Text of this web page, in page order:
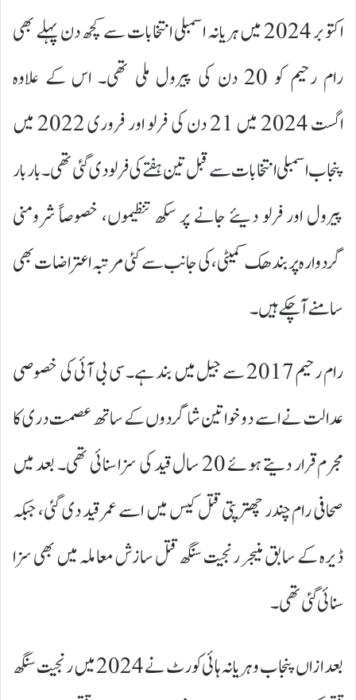
اکتوبر 2024 میں ہریانہ اسمبلی انتخابات سے کچھ دن پہلے بھی
رام رحیم کو 20 دن کی پیرول ملی تھی۔ اس کے علاوہ
اگست 2024 میں 21 دن کی فرلو اور فروری 2022 میں
پنجاب اسمبلی انتخابات سے قبل تین ہفتے کی فرلو دی گئی تھی۔ بار بار
پیرول اور فرلو دیئے جانے پر سکھ تنظیموں، خصوصاً شرومنی
گردوارہ پربندھک کمیٹی، کی جانب سے کئی مرتبہ اعتراضات بھی
سامنے آ چکے ہیں۔
رام رحیم 2017 سے جیل میں بند ہے۔ سی بی آئی کی خصوصی
عدالت نے اسے دو خواتین شاگردوں کے ساتھ عصمت دری کا
مجرم قرار دیتے ہوئے 20 سال قید کی سزا سنائی تھی۔ بعد میں
صحافی رام چندر چھترپتی قتل کیس میں اسے عمر قید دی گئی، جبکہ
ڈیرہ کے سابق منیجر رنجیت سنگھ قتل سازش معاملہ میں بھی سزا
سنائی گئی تھی۔
بعد ازاں پنجاب و ہریانہ ہائی کورٹ نے 2024 میں رنجیت سنگھ